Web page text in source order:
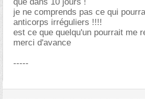
je ne comprends pas ce qui
anticorps irréguliers !!!!
est ce que quelqu'un pourrait me
merci d'avance
-----